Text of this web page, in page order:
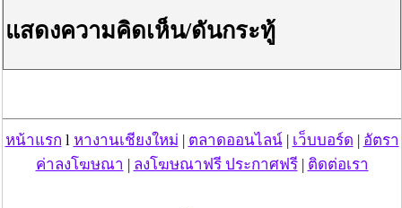
ตร.สภ.เมืองลำพูน ยึดยาบ้ากว่า 700 เม็ด หลังชาว
แม่สะเรียง ลุยตรวจ “สกุชชี่“ ของเล่นอันตราย พบไร้
มาตรฐานเสี่ยงอันตราย สั่งห้ามขาย-เตือนภัยผู้
ปกครองเฝ้าระวังบุตรหลาน
แสดงความคิดเห็น/ดันกระทู้
หน้าแรก l หางานเชียงใหม่ | ตลาดออนไลน์| เว็บบอร์ด | อัตรา
ค่าลงโฆษณา | ลงโฆษณาฟรี ประกาศฟรี| ติดต่อเรา